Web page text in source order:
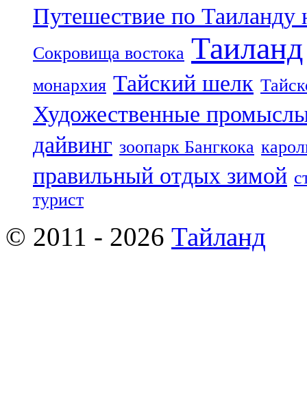
Путешествие по Таиланду
Сокровища востока Таиланд
монархия Тайский шелк
Художественные
дайвинг зоопарк Бангкока
правильный отдых зимой
турист
© 2011 - 2026 Тайланд